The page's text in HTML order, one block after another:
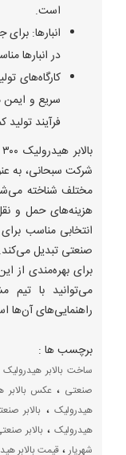
است.
انبارها:
در انبارها
کارگاه‌های
سریع و ایمن
فرآیند
شرکت سبحانی، به
مختلف شناخته
هزینه‌های حمل و نقل
انتخابی مناسب
صنعتی تبدیل می‌کند.
برای بهره‌مندی از
می‌توانید با
راهنمایی‌های آن‌ها
برچسب ها :
ساخت بالابر هیدرولیک
صنعتی ،عکس بالابر
هیدرولیک، بالابر
هیدرولیک، بالابر
شهریار، قیمت بالابر